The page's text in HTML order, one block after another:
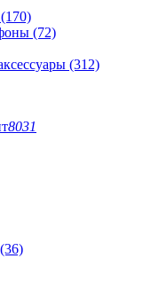
(72)
(312)
8031